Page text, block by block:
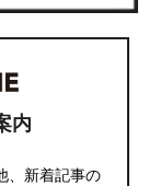
内
、新着記事の